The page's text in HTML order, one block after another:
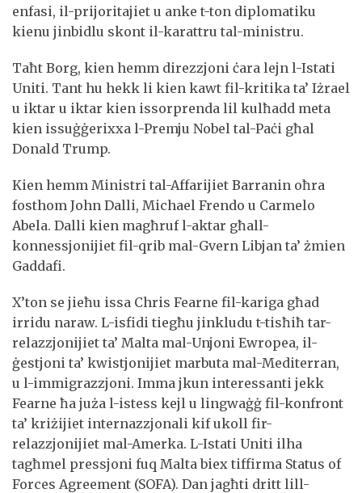
enfasi, il-prijoritajiet u anke t-ton diplomatiku
kienu jinbidlu skont il-karattru tal-ministru.
Taħt Borg, kien hemm direzzjoni ċara lejn l-Istati
Uniti. Tant hu hekk li kien kawt fil-kritika ta’ Iżrael
u iktar u iktar kien issorprenda lil kulħadd meta
kien issuġġerixxa l-Premju Nobel tal-Paċi għal
Donald Trump.
Kien hemm Ministri tal-Affarijiet Barranin oħra
fosthom John Dalli, Michael Frendo u Carmelo
Abela. Dalli kien magħruf l-aktar għall-
konnessjonijiet fil-qrib mal-Gvern Libjan ta’ żmien
Gaddafi.
X’ton se jieħu issa Chris Fearne fil-kariga għad
irridu naraw. L-isfidi tiegħu jinkludu t-tisħiħ tar-
relazzjonijiet ta’ Malta mal-Unjoni Ewropea, il-
ġestjoni ta’ kwistjonijiet marbuta mal-Mediterran,
u l-immigrazzjoni. Imma jkun interessanti jekk
Fearne ħa juża l-istess kejl u lingwaġġ fil-konfront
ta’ kriżijiet internazzjonali kif ukoll fir-
relazzjonijiet mal-Amerka. L-Istati Uniti ilha
tagħmel pressjoni fuq Malta biex tiffirma Status of
Forces Agreement (SOFA). Dan jagħti dritt lill-